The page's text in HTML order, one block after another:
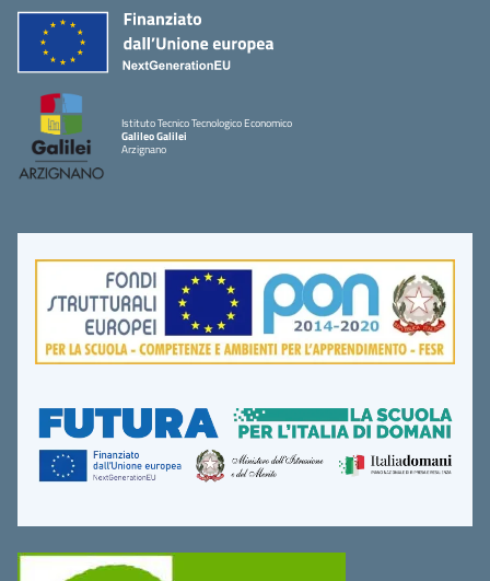
Istituto Tecnico Tecnologico Economico
Galileo Galilei
Arzignano